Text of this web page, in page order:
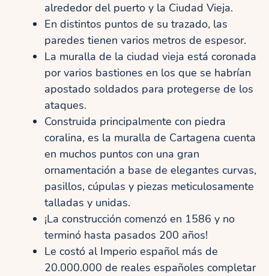
alrededor del puerto y la Ciudad Vieja.
En distintos puntos de su trazado, las
paredes tienen varios metros de espesor.
La muralla de la ciudad vieja está coronada
por varios bastiones en los que se habrían
apostado soldados para protegerse de los
ataques.
Construida principalmente con piedra
coralina, es la muralla de Cartagena cuenta
en muchos puntos con una gran
ornamentación a base de elegantes curvas,
pasillos, cúpulas y piezas meticulosamente
talladas y unidas.
¡La construcción comenzó en 1586 y no
terminó hasta pasados ​​200 años!
Le costó al Imperio español más de
20.000.000 de reales españoles completar